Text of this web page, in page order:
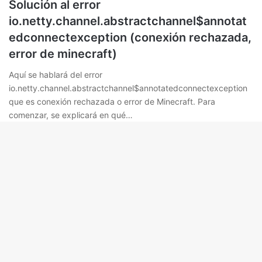
Solución al error
io.netty.channel.abstractchannel$annotat
edconnectexception (conexión rechazada,
error de minecraft)
Aquí se hablará del error
io.netty.channel.abstractchannel$annotatedconnectexception
que es conexión rechazada o error de Minecraft. Para
comenzar, se explicará en qué…